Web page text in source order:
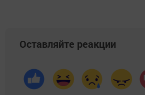
Оставляйте реакции